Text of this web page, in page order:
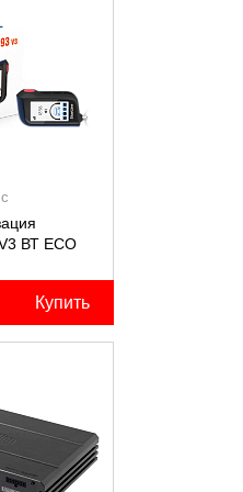
ВТ ECO
Купить